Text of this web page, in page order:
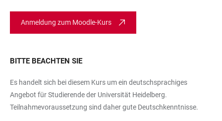
Anmeldung zum Moodle-Kurs
BITTE BEACHTEN SIE
Es handelt sich bei diesem Kurs um ein deutschsprachiges
Angebot für Studierende der Universität Heidelberg.
Teilnahmevoraussetzung sind daher gute Deutschkenntnisse.